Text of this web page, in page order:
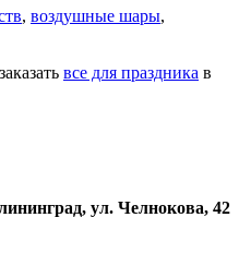
, воздушные шары,
все для праздника в
ул. Челнокова, 42